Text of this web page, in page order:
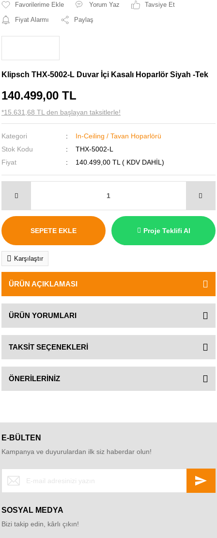
Yorum Yaz Tavsiye Et
Fiyat Alarmı Paylaş
Klipsch THX-5002-L Duvar İçi Kasalı Hoparlör Siyah -Tek
140.499,00 TL
*15.631,68 TL den başlayan taksitlerle!
Kategori
In-Ceiling / Tavan Hoparlörü
Stok Kodu
THX-5002-L
Fiyat
140.499,00 TL ( KDV DAHİL)
SEPETE EKLE Proje Teklifi Al
Karşılaştır
ÜRÜN AÇIKLAMASI
ÜRÜN YORUMLARI
TAKSİT SEÇENEKLERİ
ÖNERİLERİNİZ
E-BÜLTEN
Kampanya ve duyurulardan ilk siz haberdar olun!
SOSYAL MEDYA
Bizi takip edin, kârlı çıkın!